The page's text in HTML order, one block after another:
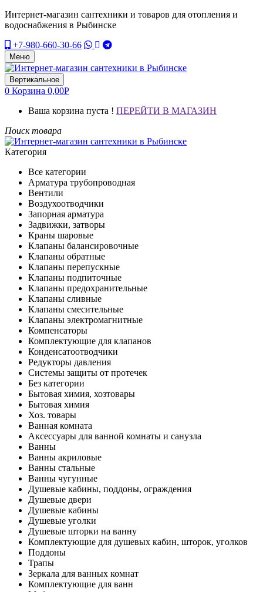
Интернет-магазин сантехники и товаров для отопления и
водоснабжения в Рыбинске
+7-980-660-30-66
Меню
Вертикальное
0 Корзина 0,00Р
Ваша корзина пуста ! ПЕРЕЙТИ В МАГАЗИН
Поиск товара
Категория
Все категории
Арматура трубопроводная
Вентили
Воздухоотводчики
Запорная арматура
Задвижки, затворы
Краны шаровые
Клапаны балансировочные
Клапаны обратные
Клапаны перепускные
Клапаны подпиточные
Клапаны предохранительные
Клапаны сливные
Клапаны смесительные
Клапаны электромагнитные
Компенсаторы
Комплектующие для клапанов
Конденсатоотводчики
Редукторы давления
Системы защиты от протечек
Без категории
Бытовая химия, хозтовары
Бытовая химия
Хоз. товары
Ванная комната
Аксессуары для ванной комнаты и санузла
Ванны
Ванны акриловые
Ванны стальные
Ванны чугунные
Душевые кабины, поддоны, ограждения
Душевые двери
Душевые кабины
Душевые уголки
Душевые шторки на ванну
Комплектующие для душевых кабин, шторок, уголков
Поддоны
Трапы
Зеркала для ванных комнат
Комплектующие для ванн